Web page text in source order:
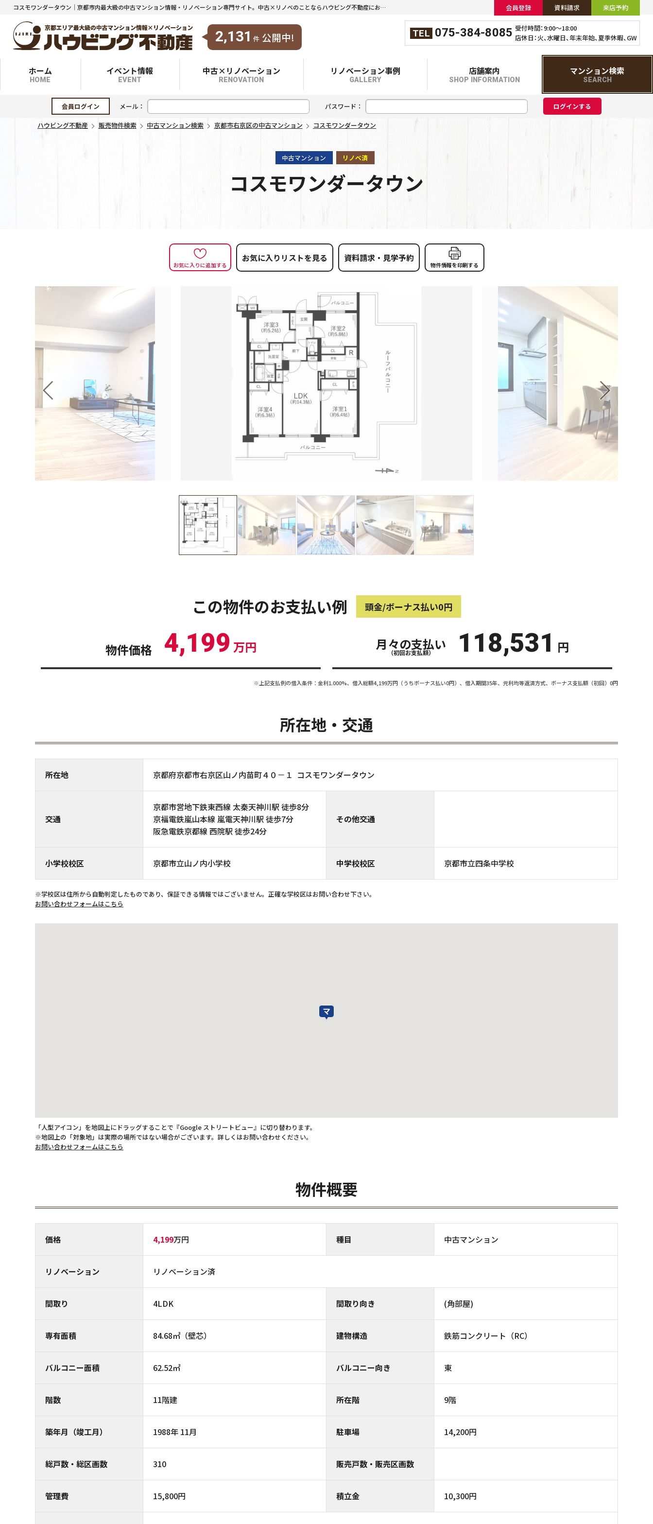
コスモワンダータウン｜京都市内最大級の中古マンション情報・リノベーション専門サイト。中古×リノベのことならハウビング不動産におまかせください。
2,131 件 公開中!
会員登録 資料請求 来店予約
TEL 075-384-8085 受付時間：9:00～18:00
店休日：火、水曜日、年末年始、夏季休暇、GW
ホーム
HOME
イベント情報
EVENT
中古×リノベーション
RENOVATION
リノベーション事例
GALLERY
店舗案内
SHOP INFORMATION
マンション検索
SEARCH
会員ログイン メール： パスワード：
ハウビング不動産 販売物件検索 中古マンション検索 京都市右京区の中古マンション コスモワンダータウン
中古マンション リノベ済
コスモワンダータウン
お気に入りに追加する
お気に入りリストを見る
物件情報を印刷する
この物件のお支払い例 頭金/ボーナス払い0円
物件価格 4,199 万円 月々の支払い
（初回お支払額） 118,531 円
※上記支払例の借入条件：金利1.000%、借入総額4,199万円（うちボーナス払い0円）、借入期間35年、元利均等返済方式、ボーナス支払額（初回）0円
所在地・交通
所在地 京都府京都市右京区山ノ内苗町４０－１ コスモワンダータウン
交通
京都市営地下鉄東西線 太秦天神川駅 徒歩8分
京福電鉄嵐山本線 嵐電天神川駅 徒歩7分
阪急電鉄京都線 西院駅 徒歩24分
その他交通
小学校校区 京都市立山ノ内小学校 中学校校区 京都市立四条中学校
※学校区は住所から自動判定したものであり、保証できる情報ではございません。正確な学校区はお問い合わせ下さい。
お問い合わせフォームはこちら
「人型アイコン」を地図上にドラッグすることで『Google ストリートビュー』に切り替わります。
※地図上の「対象地」は実際の場所ではない場合がございます。詳しくはお問い合わせください。
お問い合わせフォームはこちら
物件概要
価格 4,199万円 種目 中古マンション
リノベーション リノベーション済
間取り 4LDK 間取り向き (角部屋)
専有面積 84.68㎡（壁芯） 建物構造 鉄筋コンクリート（RC）
バルコニー面積 62.52㎡ バルコニー向き 東
階数 11階建 所在階 9階
築年月（竣工月） 1988年 11月 駐車場 14,200円
総戸数・総区画数 310 販売戸数・販売区画数
管理費 15,800円 積立金 10,300円